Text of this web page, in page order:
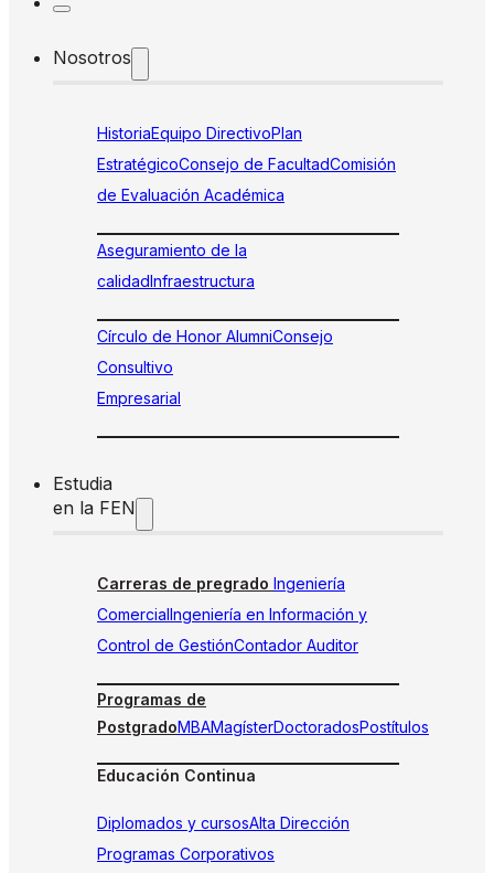
Nosotros
HistoriaEquipo DirectivoPlan
EstratégicoConsejo de FacultadComisión
de Evaluación Académica
Aseguramiento de la
calidadInfraestructura
Círculo de Honor AlumniConsejo
Consultivo
Empresarial
Estudia
en la FEN
Carreras de pregrado Ingeniería
ComercialIngeniería en Información y
Control de GestiónContador Auditor
Programas de
PostgradoMBAMagísterDoctoradosPostítulos
Educación Continua
Diplomados y cursosAlta Dirección
Programas Corporativos